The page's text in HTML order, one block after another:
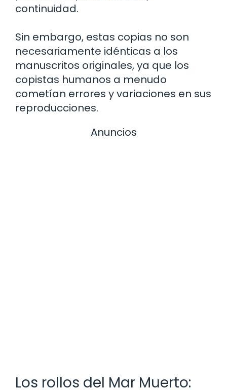
continuidad.
Sin embargo, estas copias no son
necesariamente idénticas a los
manuscritos originales, ya que los
copistas humanos a menudo
cometían errores y variaciones en sus
reproducciones.
Anuncios
Los rollos del Mar Muerto: